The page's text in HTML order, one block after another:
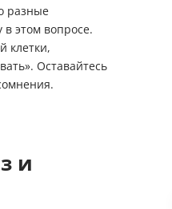
передачи информации
Мы Вам перезвоним
Фирменные
разные
в этом вопросе.
клетки,
Оставайтесь
и